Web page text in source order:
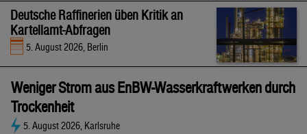
Deutsche Raffinerien üben Kritik an
Kartellamt-Abfragen
5. August 2026, Berlin
Weniger Strom aus EnBW-Wasserkraftwerken durch
Trockenheit
5. August 2026, Karlsruhe